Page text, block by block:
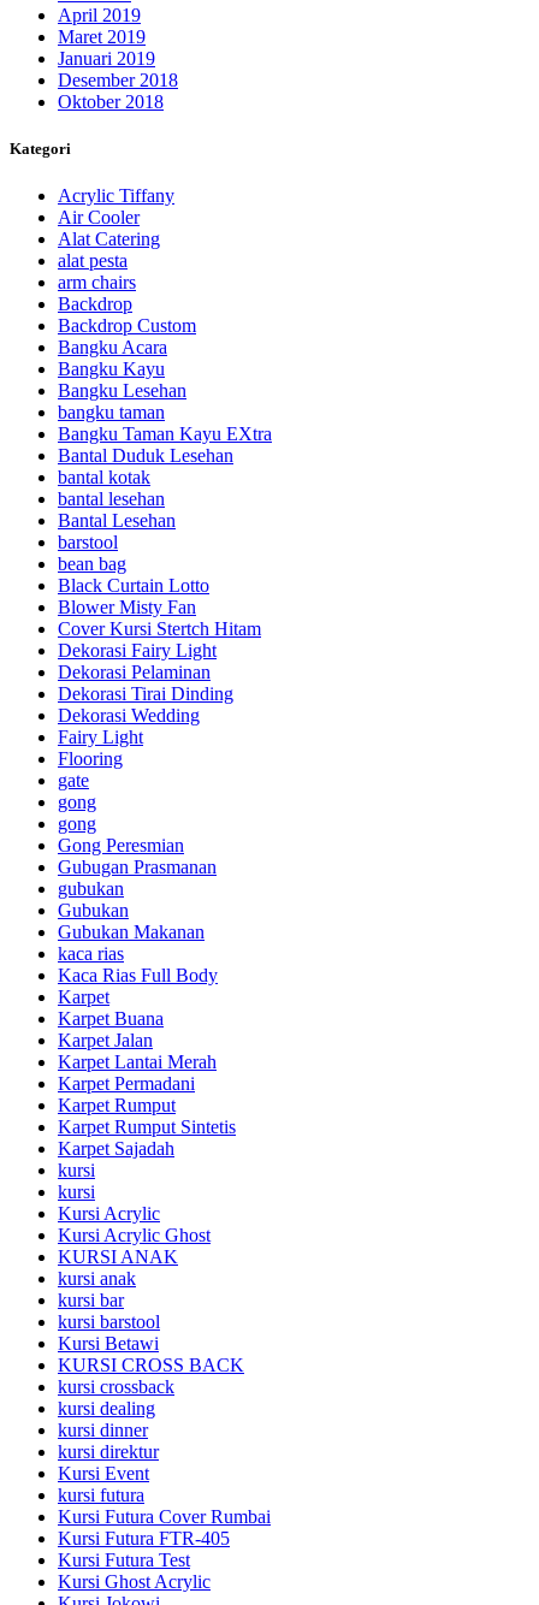
April 2019
Maret 2019
Januari 2019
Desember 2018
Oktober 2018
Kategori
Acrylic Tiffany
Air Cooler
Alat Catering
alat pesta
arm chairs
Backdrop
Backdrop Custom
Bangku Acara
Bangku Kayu
Bangku Lesehan
bangku taman
Bangku Taman Kayu EXtra
Bantal Duduk Lesehan
bantal kotak
bantal lesehan
Bantal Lesehan
barstool
bean bag
Black Curtain Lotto
Blower Misty Fan
Cover Kursi Stertch Hitam
Dekorasi Fairy Light
Dekorasi Pelaminan
Dekorasi Tirai Dinding
Dekorasi Wedding
Fairy Light
Flooring
gate
gong
gong
Gong Peresmian
Gubugan Prasmanan
gubukan
Gubukan
Gubukan Makanan
kaca rias
Kaca Rias Full Body
Karpet
Karpet Buana
Karpet Jalan
Karpet Lantai Merah
Karpet Permadani
Karpet Rumput
Karpet Rumput Sintetis
Karpet Sajadah
kursi
kursi
Kursi Acrylic
Kursi Acrylic Ghost
KURSI ANAK
kursi anak
kursi bar
kursi barstool
Kursi Betawi
KURSI CROSS BACK
kursi crossback
kursi dealing
kursi dinner
kursi direktur
Kursi Event
kursi futura
Kursi Futura Cover Rumbai
Kursi Futura FTR-405
Kursi Futura Test
Kursi Ghost Acrylic